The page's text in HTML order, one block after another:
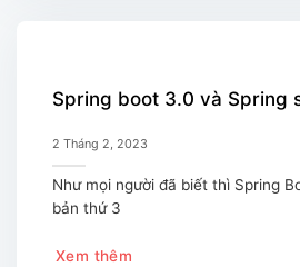
Spring boot 3.0 và Spring
2 Tháng 2, 2023
Như mọi người đã biết thì Spring
bản thứ 3
Xem thêm